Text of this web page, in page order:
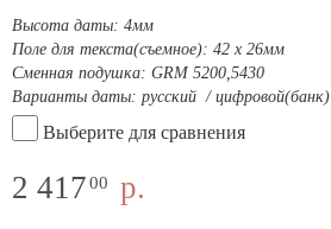
Высота даты: 4мм
Поле для текста(съемное): 42 х 26мм
Сменная подушка: GRM 5200,5430
Варианты даты: русский / цифровой(банк)
Выберите для сравнения
2 41700 р.